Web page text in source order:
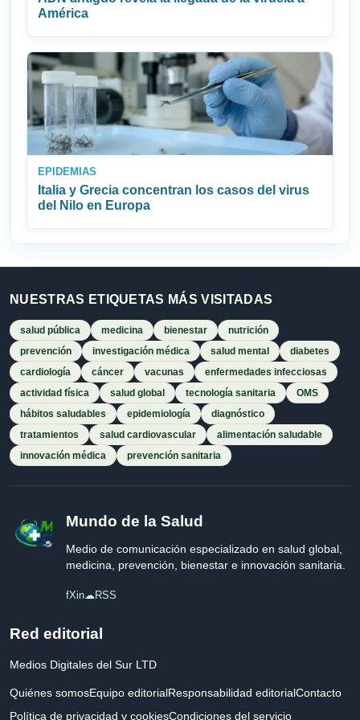
América
EPIDEMIAS
Italia y Grecia concentran los casos del virus
del Nilo en Europa
NUESTRAS ETIQUETAS MÁS VISITADAS
salud pública medicina bienestar
nutrición
prevención
investigación médica salud mental
diabetes
cardiología
cáncer vacunas
enfermedades infecciosas
actividad física
salud global tecnología sanitaria
OMS
hábitos saludables
epidemiología
diagnóstico
tratamientos
salud cardiovascular
alimentación saludable
innovación médica
prevención sanitaria
Mundo de la Salud
Medio de comunicación especializado en salud global,
medicina, prevención, bienestar e innovación sanitaria.
fXin☁RSS
Red editorial
Medios Digitales del Sur LTD
Quiénes somosEquipo editorialResponsabilidad editorialContacto
Política de privacidad y cookiesCondiciones del servicio